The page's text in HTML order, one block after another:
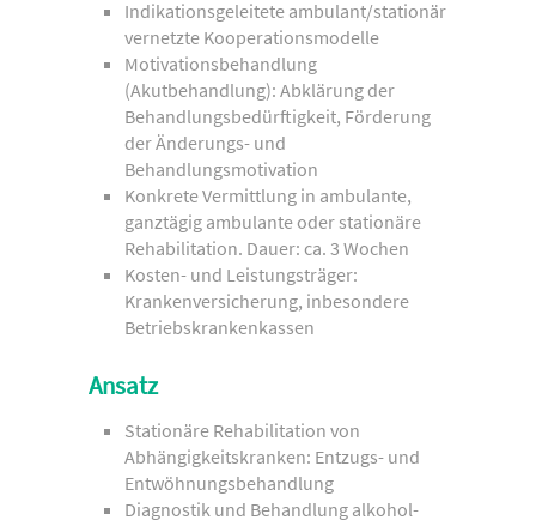
Indikationsgeleitete ambulant/stationär
vernetzte Kooperationsmodelle
Motivationsbehandlung
(Akutbehandlung): Abklärung der
Behandlungsbedürftigkeit, Förderung
der Änderungs- und
Behandlungsmotivation
Konkrete Vermittlung in ambulante,
ganztägig ambulante oder stationäre
Rehabilitation. Dauer: ca. 3 Wochen
Kosten- und Leistungsträger:
Krankenversicherung, inbesondere
Betriebskrankenkassen
Ansatz
Stationäre Rehabilitation von
Abhängigkeitskranken: Entzugs- und
Entwöhnungsbehandlung
Diagnostik und Behandlung alkohol-